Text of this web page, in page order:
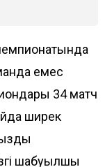
емес
34 матч
ширек
шабуылшы